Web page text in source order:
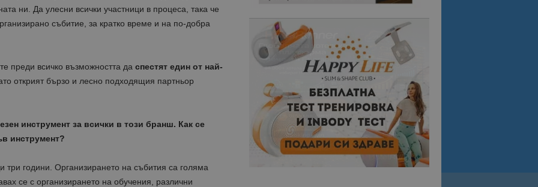
ни. Да улесни всички участници в процеса, така че
събитие, за кратко време и на по-добра
преди всичко възможността да спестят един от най-
открият бързо и лесно подходящия партньор
инструмент за всички в този бранш. Как се
инструмент?
години. Организирането на събития са голяма
се с организирането на обучения, различни